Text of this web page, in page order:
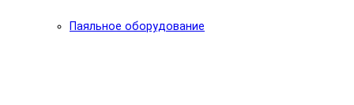
Паяльное оборудование